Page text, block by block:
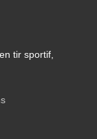
tir sportif,